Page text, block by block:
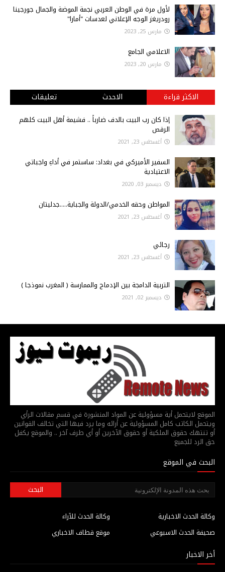
لأول مرة في الوطن العربي نجمة الموضة والجمال جورجينا
رودريغز الوجه الإعلاني لعدسات "أمارا"
مارس 25, 2023
الاعلامي الجامع
مارس 20, 2023
الاكثر قراءة الاحدث تعليقات
إذا كان رب البيت بالدف ضارباً .. فشيمة أهل البيت كلهم
الرقص
أغسطس 23, 2021
السفير الأميركي في بغداد: ساستمر في أداءِ واجباتي
الاعتيادية
ديسمبر 03, 2020
المواطن وحقه الخدمي/الدولة والجباية.....جدليتان
أغسطس 23, 2021
رجائي
أغسطس 23, 2021
التربية الدامجة بين الإدماج والممارسة ( المغرب نموذجا )
ديسمبر 02, 2021
الموقع لايتحمل أية مسؤولية عن المواد المنشورة في قسم مقالات الرأي
ويتحمل الكاتب كامل المسؤولية عن أرائه وما يرد فيها التي تخالف القوانين
أو تنتهك حقوق الملكية أو حقوق الآخرين أو أي طرف آخر .. والموقع يكفل
حق الرد للجميع
البحث في الموقع
وكالة الحدث للآراء
وكالة الحدث الاخبارية
موقع قطاف الاخباري
صحيفة الحدث الاسبوعي
أخر الاخبار